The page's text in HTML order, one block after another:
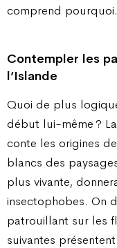
comprend pourquoi.
Contempler les
l’Islande
Quoi de plus
début lui-même ?
conte les origines
blancs des
plus vivante,
insectophobes. On
patrouillant sur les
suivantes